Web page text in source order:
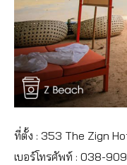
ที่ตั้ง : 353 The Zign
เบอร์โทรศัพท์ : 038-